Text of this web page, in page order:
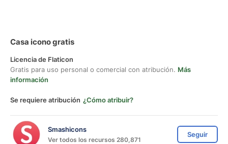
Casa icono gratis
Licencia de Flaticon
Gratis para uso personal o comercial con atribución. Más
información
Se requiere atribución ¿Cómo atribuir?
Smashicons
Ver todos los recursos 280,871
Seguir